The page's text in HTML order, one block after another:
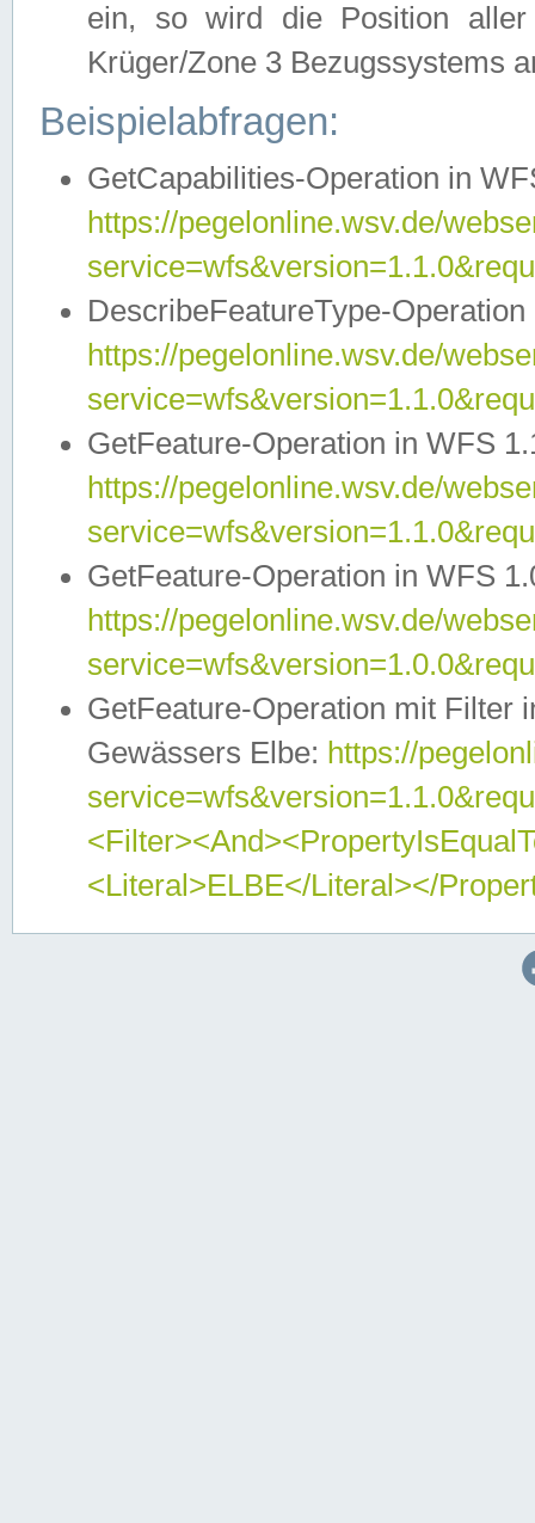
ein, so wird die Position
Krüger/Zone 3 Bezugssystems
Beispielabfragen:
GetCapabilities-Operation in
https://pegelonline.wsv.de/
DescribeFeatureType-
https://pegelonline.wsv.de/
GetFeature-Operation in WFS
https://pegelonline.wsv.de/
GetFeature-Operation in WFS
https://pegelonline.wsv.de/
GetFeature-Operation mit Filter
Gewässers Elbe: https://
<Literal>ELBE</Literal></